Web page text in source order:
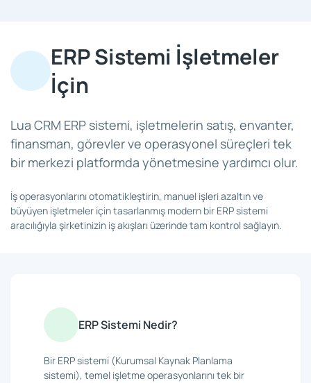
ERP Sistemi İşletmeler
İçin
Lua CRM ERP sistemi, işletmelerin satış, envanter,
finansman, görevler ve operasyonel süreçleri tek
bir merkezi platformda yönetmesine yardımcı olur.
İş operasyonlarını otomatikleştirin, manuel işleri azaltın ve
büyüyen işletmeler için tasarlanmış modern bir ERP sistemi
aracılığıyla şirketinizin iş akışları üzerinde tam kontrol sağlayın.
ERP Sistemi Nedir?
Bir ERP sistemi (Kurumsal Kaynak Planlama
sistemi), temel işletme operasyonlarını tek bir